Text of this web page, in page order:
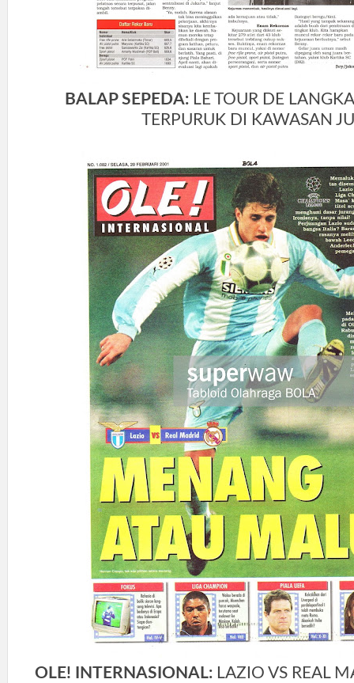
BALAP SEPEDA: LE TOUR DE
TERPURUK DI KAWASAN
OLE! INTERNASIONAL: LAZIO VS REAL